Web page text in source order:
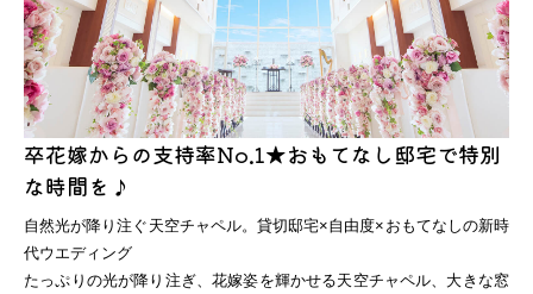
会社概要 店舗一覧
お問い合わせ プライバシーポリシー
卒花嫁からの支持率No.1★おもてなし邸宅で特別
な時間を♪
自然光が降り注ぐ天空チャペル。貸切邸宅×自由度×おもてなしの新時
代ウエディング
たっぷりの光が降り注ぎ、花嫁姿を輝かせる天空チャペル、大きな窓